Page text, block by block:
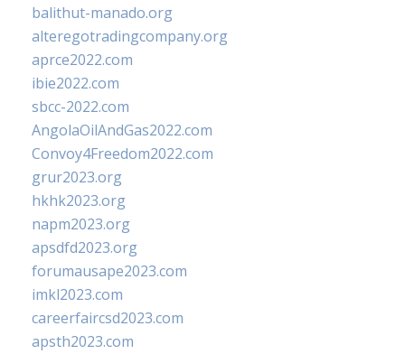
balithut-manado.org
alteregotradingcompany.org
aprce2022.com
ibie2022.com
sbcc-2022.com
AngolaOilAndGas2022.com
Convoy4Freedom2022.com
grur2023.org
hkhk2023.org
napm2023.org
apsdfd2023.org
forumausape2023.com
imkl2023.com
careerfaircsd2023.com
apsth2023.com